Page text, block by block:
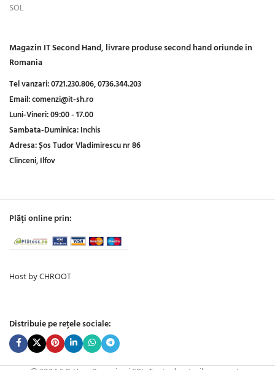
SOL
Magazin IT Second Hand, livrare produse second hand oriunde in
Romania
Tel vanzari:0721.230.806,0736.344.203
Email:comenzi@it-sh.ro
Luni-Vineri:09:00 - 17.00
Sambata-Duminica:Inchis
Adresa:Șos Tudor Vladimirescu nr 86
Clinceni, Ilfov
Plăți online prin:
Host by CHROOT
Distribuie pe rețele sociale: